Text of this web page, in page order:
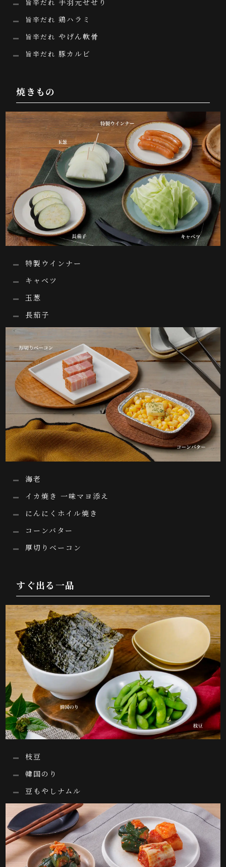
旨辛だれ 手羽元せせり
旨辛だれ 鶏ハラミ
旨辛だれ やげん軟骨
旨辛だれ 豚カルビ
焼きもの
特製ウインナー
キャベツ
玉葱
長茄子
海老
イカ焼き 一味マヨ添え
にんにくホイル焼き
コーンバター
厚切りベーコン
すぐ出る一品
枝豆
韓国のり
豆もやしナムル